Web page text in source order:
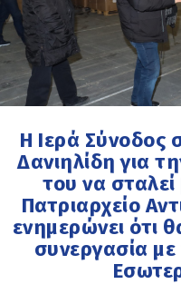
Η Ιερά Σύνοδος
Δανιηλίδη για
του να
Πατριαρχείο
ενημερώνει ότι
συνεργασία